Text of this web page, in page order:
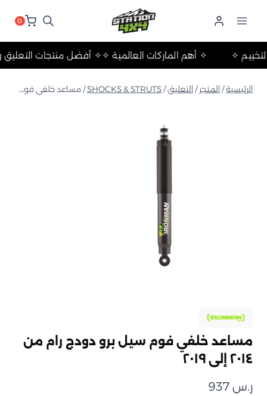
0
✧ أفضل منتجات✧ أهم الماركات العالمية ✧ والتخييم ✧
الرئيسية/ المتجر / التعليق/
SHOCKS & STRUTS
/ مساعد خلفي فوم سيل برو دودج رام من ٢٠١٤ إلى ٢٠١٩
مساعد خلفي فوم سيل برو دودج رام من
٢٠١٤ إلى ٢٠١٩
ر.س